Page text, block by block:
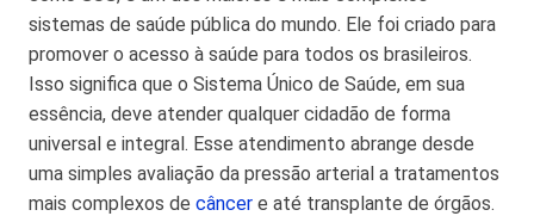
sistemas de saúde pública do mundo. Ele foi criado para
promover o acesso à saúde para todos os brasileiros.
Isso significa que o Sistema Único de Saúde, em sua
essência, deve atender qualquer cidadão de forma
universal e integral. Esse atendimento abrange desde
uma simples avaliação da pressão arterial a tratamentos
mais complexos de câncer e até transplante de órgãos.